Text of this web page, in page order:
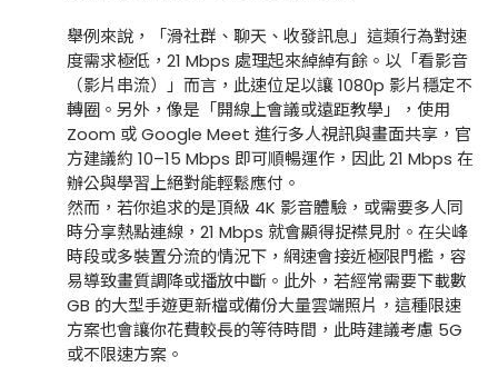
舉例來說，「滑社群、聊天、收發訊息」這類行為對速
度需求極低，21 Mbps 處理起來綽綽有餘。以「看影音
（影片串流）」而言，此速位足以讓 1080p 影片穩定不
轉圈。另外，像是「開線上會議或遠距教學」，使用
Zoom 或 Google Meet 進行多人視訊與畫面共享，官
方建議約 10–15 Mbps 即可順暢運作，因此 21 Mbps 在
辦公與學習上絕對能輕鬆應付。
然而，若你追求的是頂級 4K 影音體驗，或需要多人同
時分享熱點連線，21 Mbps 就會顯得捉襟見肘。在尖峰
時段或多裝置分流的情況下，網速會接近極限門檻，容
易導致畫質調降或播放中斷。此外，若經常需要下載數
GB 的大型手遊更新檔或備份大量雲端照片，這種限速
方案也會讓你花費較長的等待時間，此時建議考慮 5G
或不限速方案。